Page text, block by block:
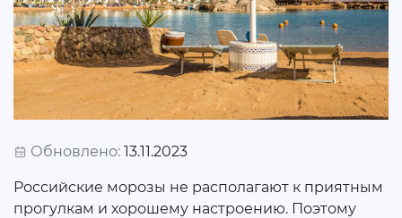
Обновлено: 13.11.2023
Российские морозы не располагают к приятным
прогулкам и хорошему настроению. Поэтому